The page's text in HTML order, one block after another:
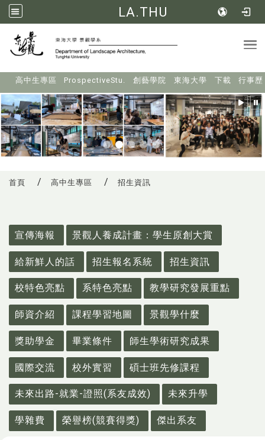
LA.THU
高中生專區 ProspectiveStu. 創藝學院 東海大學 下載 行事歷
首頁 高中生專區 招生資訊
宣傳海報
景觀人養成計畫：學生原創大賞
給新鮮人的話 招生報名系統 招生資訊
校特色亮點 系特色亮點 教學研究發展重點
師資介紹 課程學習地圖 景觀學什麼
獎助學金 畢業條件 師生學術研究成果
國際交流 校外實習 碩士班先修課程
未來出路-就業-證照(系友成效) 未來升學
學雜費 榮譽榜(競賽得獎) 傑出系友